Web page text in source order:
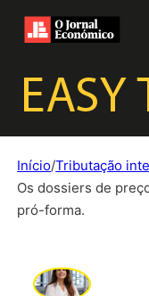
Início/Tributação
Os dossiers de
pró-forma.